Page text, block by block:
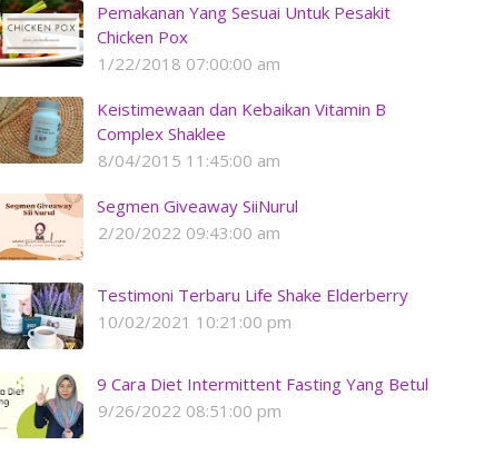
Pemakanan Yang Sesuai Untuk Pesakit
Chicken Pox
1/22/2018 07:00:00 am
Keistimewaan dan Kebaikan Vitamin B
Complex Shaklee
8/04/2015 11:45:00 am
Segmen Giveaway SiiNurul
2/20/2022 09:43:00 am
Testimoni Terbaru Life Shake Elderberry
10/02/2021 10:21:00 pm
9 Cara Diet Intermittent Fasting Yang Betul
9/26/2022 08:51:00 pm